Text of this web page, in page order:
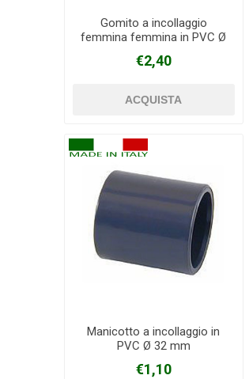
Gomito a incollaggio
femmina femmina in PVC Ø
€2,40
Manicotto a incollaggio in
PVC Ø 32 mm
€1,10